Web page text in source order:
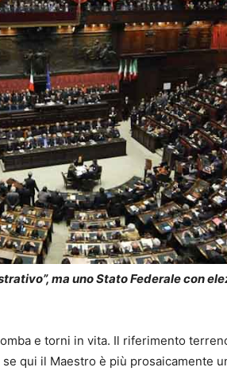
ma uno Stato Federale con
e torni in vita. Il riferimento
se qui il Maestro è più prosaicamente